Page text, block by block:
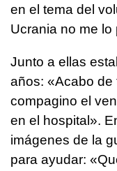
en el tema del
Ucrania no me
Junto a ellas
años: «Acabo de
compagino el
en el hospital».
imágenes de la
para ayudar: